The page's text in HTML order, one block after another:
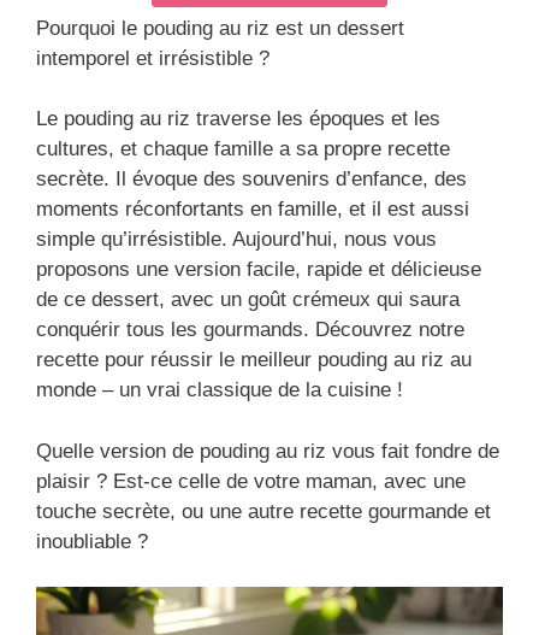
Pourquoi le pouding au riz est un dessert
intemporel et irrésistible ?
Le pouding au riz traverse les époques et les
cultures, et chaque famille a sa propre recette
secrète. Il évoque des souvenirs d’enfance, des
moments réconfortants en famille, et il est aussi
simple qu’irrésistible. Aujourd’hui, nous vous
proposons une version facile, rapide et délicieuse
de ce dessert, avec un goût crémeux qui saura
conquérir tous les gourmands. Découvrez notre
recette pour réussir le meilleur pouding au riz au
monde – un vrai classique de la cuisine !
Quelle version de pouding au riz vous fait fondre de
plaisir ? Est-ce celle de votre maman, avec une
touche secrète, ou une autre recette gourmande et
inoubliable ?